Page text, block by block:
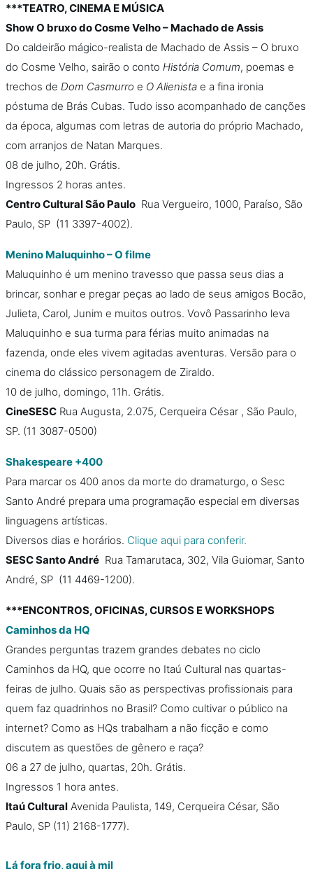
***TEATRO, CINEMA E MÚSICA
Show O bruxo do Cosme Velho – Machado de Assis
Do caldeirão mágico-realista de Machado de Assis – O bruxo
do Cosme Velho, sairão o conto História Comum, poemas e
trechos de Dom Casmurro e O Alienista e a fina ironia
póstuma de Brás Cubas. Tudo isso acompanhado de canções
da época, algumas com letras de autoria do próprio Machado,
com arranjos de Natan Marques.
08 de julho, 20h. Grátis.
Ingressos 2 horas antes.
Centro Cultural São Paulo Rua Vergueiro, 1000, Paraíso, São
Paulo, SP (11 3397-4002).
Menino Maluquinho – O filme
Maluquinho é um menino travesso que passa seus dias a
brincar, sonhar e pregar peças ao lado de seus amigos Bocão,
Julieta, Carol, Junim e muitos outros. Vovô Passarinho leva
Maluquinho e sua turma para férias muito animadas na
fazenda, onde eles vivem agitadas aventuras. Versão para o
cinema do clássico personagem de Ziraldo.
10 de julho, domingo, 11h. Grátis.
CineSESC Rua Augusta, 2.075, Cerqueira César , São Paulo,
SP. (11 3087-0500)
Shakespeare +400
Para marcar os 400 anos da morte do dramaturgo, o Sesc
Santo André prepara uma programação especial em diversas
linguagens artísticas.
Diversos dias e horários. Clique aqui para conferir.
SESC Santo André Rua Tamarutaca, 302, Vila Guiomar, Santo
André, SP (11 4469-1200).
***ENCONTROS, OFICINAS, CURSOS E WORKSHOPS
Caminhos da HQ
Grandes perguntas trazem grandes debates no ciclo
Caminhos da HQ, que ocorre no Itaú Cultural nas quartas-
feiras de julho. Quais são as perspectivas profissionais para
quem faz quadrinhos no Brasil? Como cultivar o público na
internet? Como as HQs trabalham a não ficção e como
discutem as questões de gênero e raça?
06 a 27 de julho, quartas, 20h. Grátis.
Ingressos 1 hora antes.
Itaú Cultural Avenida Paulista, 149, Cerqueira César, São
Paulo, SP (11) 2168-1777).
Lá fora frio, aqui à mil